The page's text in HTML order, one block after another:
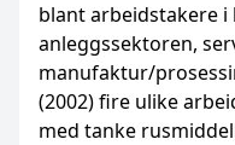
blant arbeidstakere i
anleggssektoren,
manufaktur/
(2002) fire ulike
med tanke